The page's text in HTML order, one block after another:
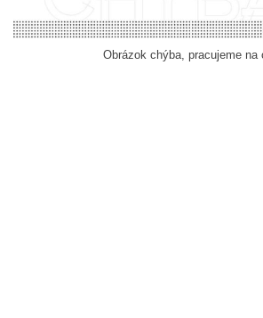
Obrázok chýba, pracujeme na